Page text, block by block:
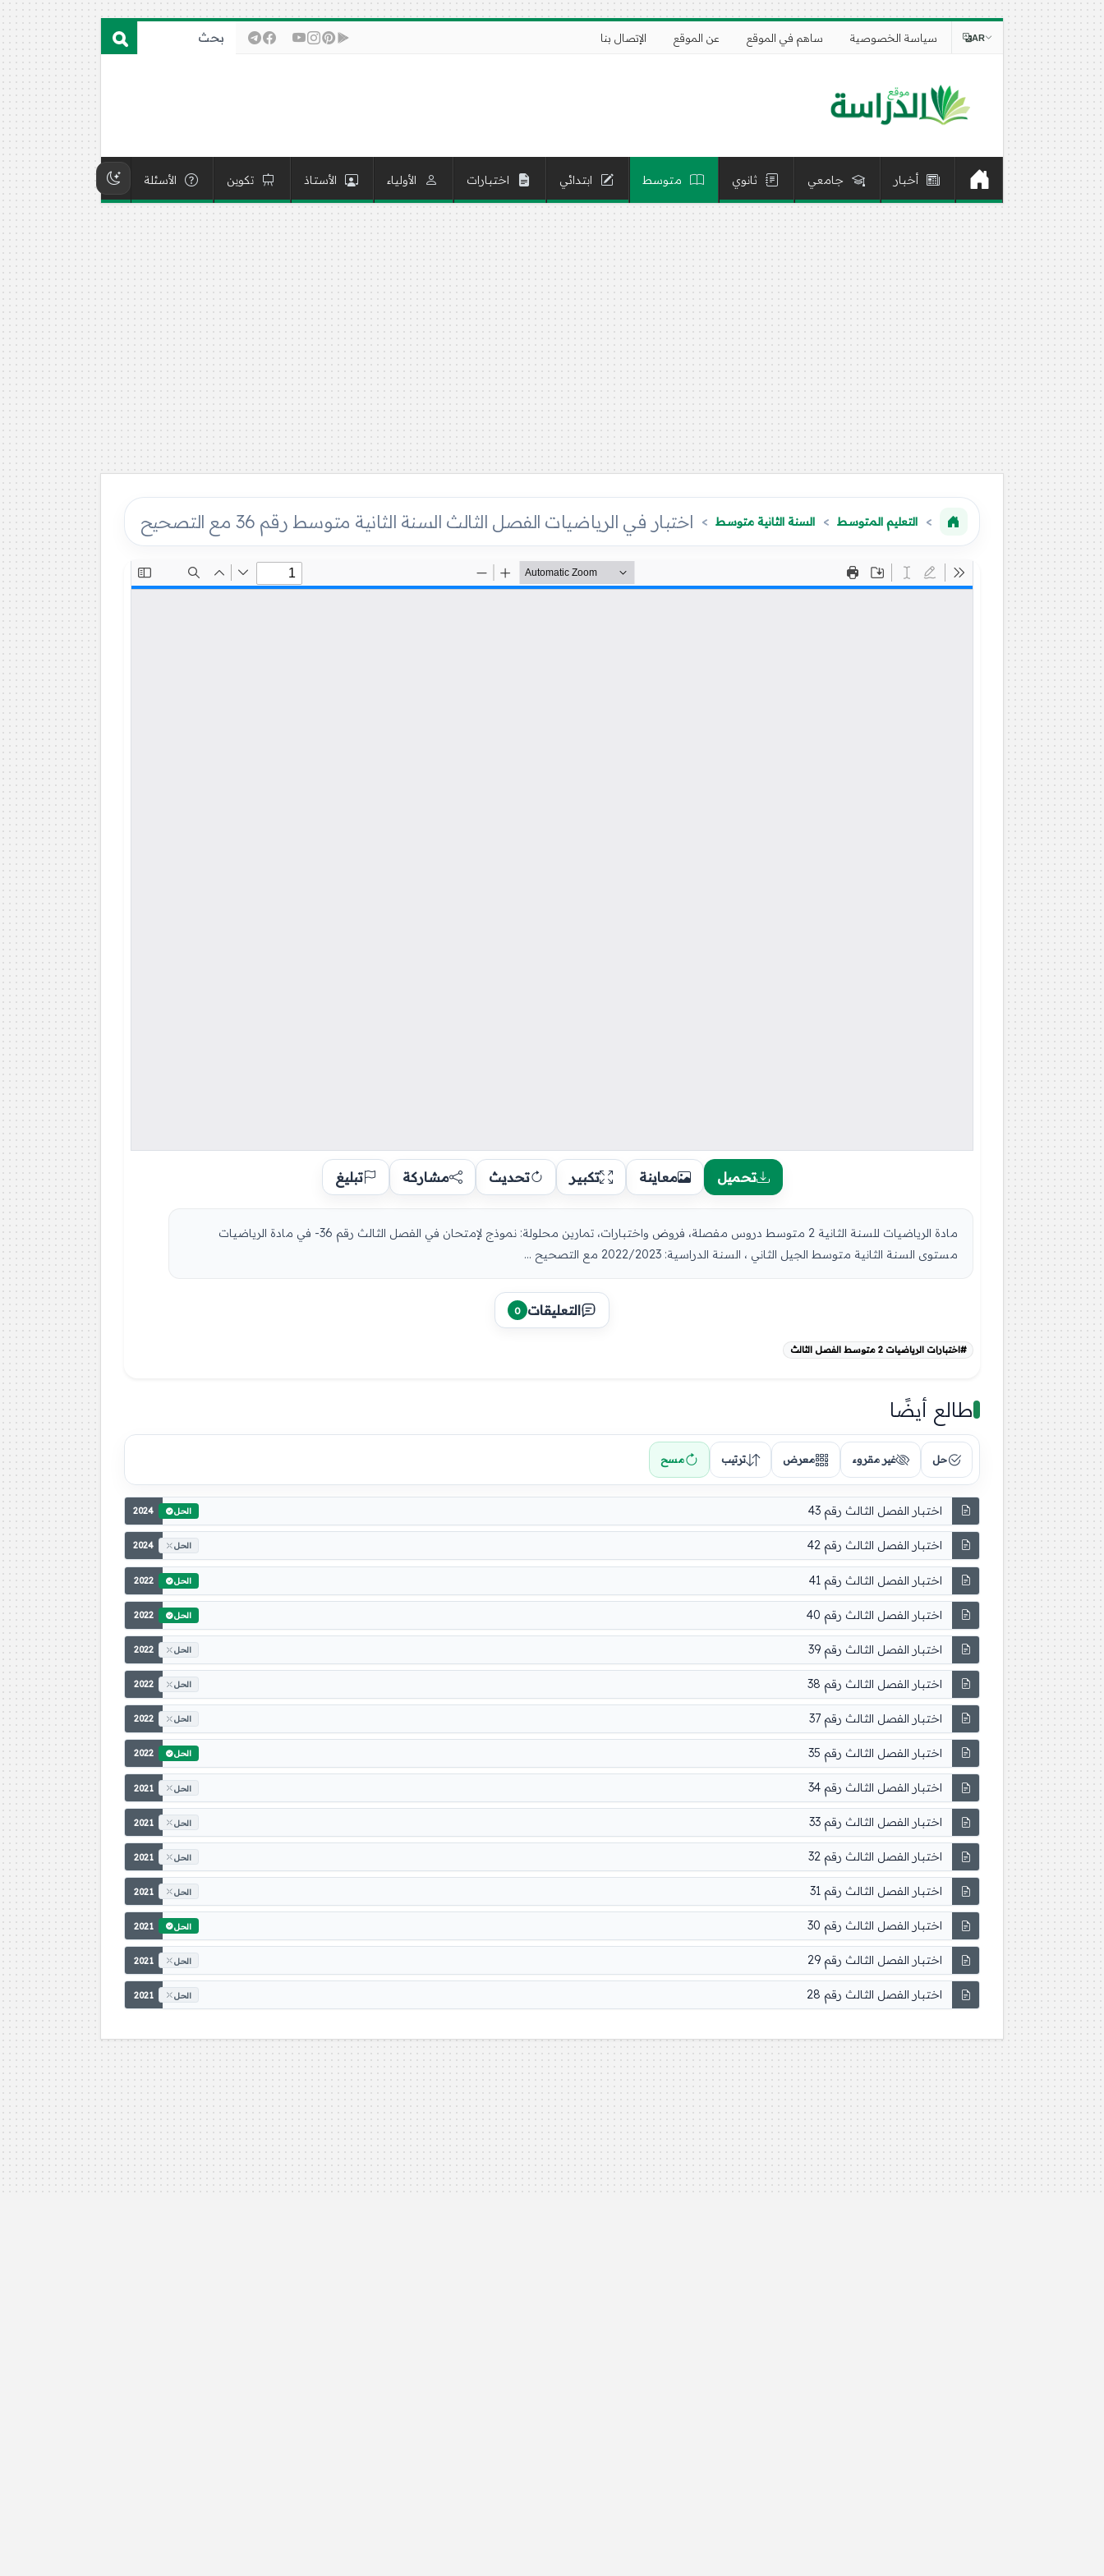
سياسة الخصوصية ساهم في الموقع عن الموقع الإتصال بنا AR
أخبار جامعي ثانوي متوسط ابتدائي اختبارات الأولياء الأستاذ تكوين الأسئلة
التعليم المتوسط السنة الثانية متوسط اختبار في الرياضيات الفصل الثالث السنة الثانية متوسط رقم 36 مع التصحيح
تحميل معاينة تكبير تحديث مشاركة تبليغ
مادة الرياضيات للسنة الثانية 2 متوسط دروس مفصلة، فروض واختبارات، تمارين محلولة: نموذج لإمتحان في الفصل الثالث رقم 36- في مادة الرياضيات
مستوى السنة الثانية متوسط الجيل الثاني ، السنة الدراسية: 2022/2023 مع التصحيح ...
التعليقات 0
#اختبارات الرياضيات 2 متوسط الفصل الثالث
طالع أيضًا
حل غير مقروء معرض ترتيب مسح
اختبار الفصل الثالث رقم 43 2024 الحل
اختبار الفصل الثالث رقم 42 2024 الحل
اختبار الفصل الثالث رقم 41 2022 الحل
اختبار الفصل الثالث رقم 40 2022 الحل
اختبار الفصل الثالث رقم 39 2022 الحل
اختبار الفصل الثالث رقم 38 2022 الحل
اختبار الفصل الثالث رقم 37 2022 الحل
اختبار الفصل الثالث رقم 35 2022 الحل
اختبار الفصل الثالث رقم 34 2021 الحل
اختبار الفصل الثالث رقم 33 2021 الحل
اختبار الفصل الثالث رقم 32 2021 الحل
اختبار الفصل الثالث رقم 31 2021 الحل
اختبار الفصل الثالث رقم 30 2021 الحل
اختبار الفصل الثالث رقم 29 2021 الحل
اختبار الفصل الثالث رقم 28 2021 الحل